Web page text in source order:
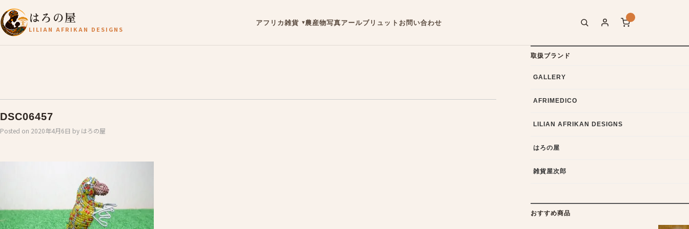
はろの屋
LILIAN AFRIKAN DESIGNS
アフリカ雑貨 農産物写真アールブリュット お問い合わせ
DSC06457
Posted on 2020年4月6日 by はろの屋
取扱ブランド
GALLERY
AFRIMEDICO
LILIAN AFRIKAN DESIGNS
はろの屋
雑貨屋次郎
おすすめ商品